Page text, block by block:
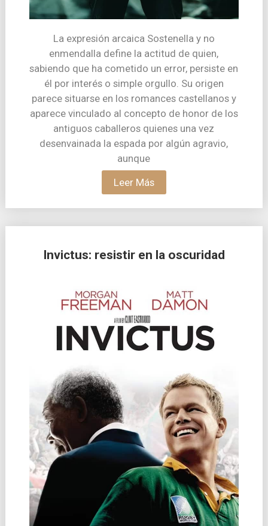
La expresión arcaica Sostenella y no
enmendalla define la actitud de quien,
sabiendo que ha cometido un error, persiste en
él por interés o simple orgullo. Su origen
parece situarse en los romances castellanos y
aparece vinculado al concepto de honor de los
antiguos caballeros quienes una vez
desenvainada la espada por algún agravio,
aunque
Leer Más
Invictus: resistir en la oscuridad